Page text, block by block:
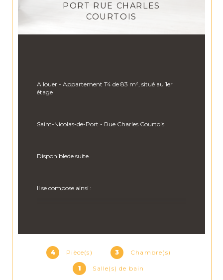
PORT RUE CHARLES
COURTOIS
4 Pièce(s) 3 Chambre(s)
1 Salle(s) de bain
A louer - Appartement T4 de 83 m², situé au 1er
étage
Saint-Nicolas-de-Port - Rue Charles Courtois
Disponiblede suite.
Il se compose ainsi :
- Une cuisine semi-équipée (four, plaque, hotte)
- 3 chambres
- Une salle de bain